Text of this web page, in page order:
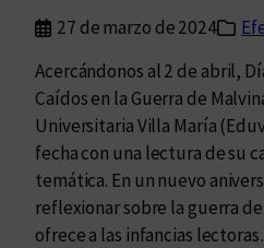
r
:
E
l
v
i
a
j
27 de marzo de 2024
Acercándonos al 2 de abril,
Caídos en la Guerra de
Universitaria Villa María
fecha con una lectura de su
temática. En un nuevo
reflexionar sobre la guerra
ofrece a las infancias